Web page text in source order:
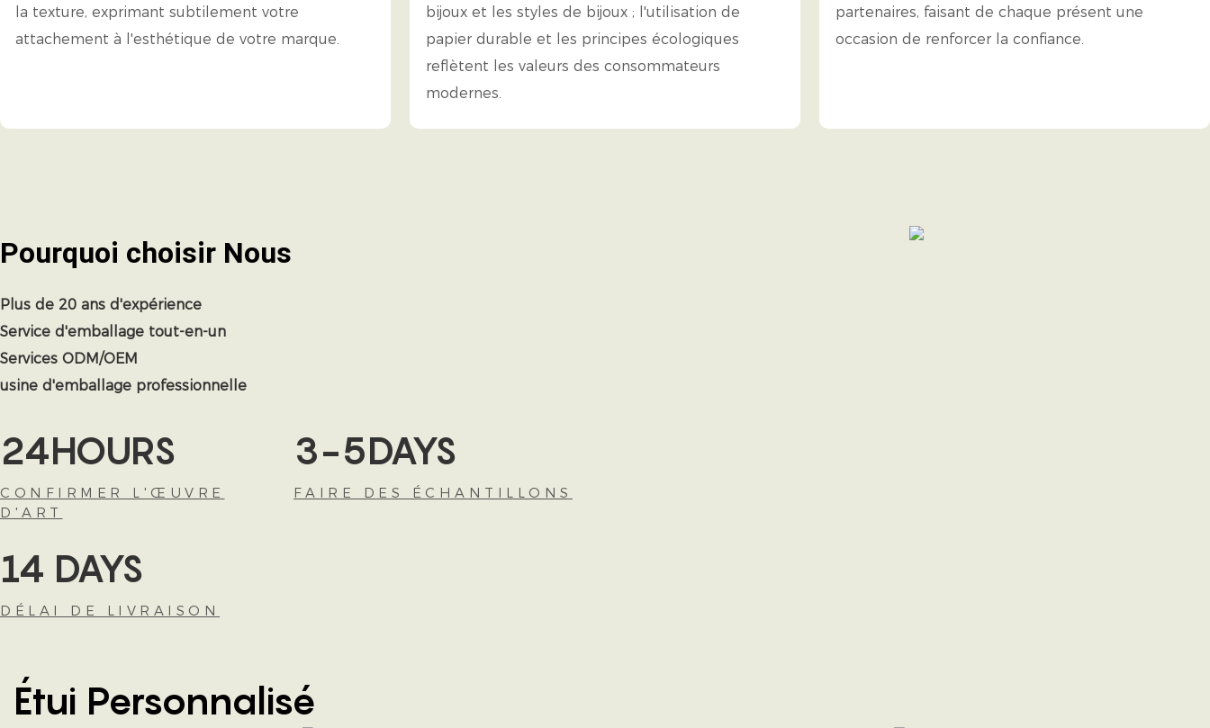
la texture, exprimant subtilement votre
attachement à l'esthétique de votre marque.
bijoux et les styles de bijoux ; l'utilisation de
papier durable et les principes écologiques
reflètent les valeurs des consommateurs
modernes.
partenaires, faisant de chaque présent une
occasion de renforcer la confiance.
Pourquoi choisir Nous
Plus de 20 ans d'expérience
Service d'emballage tout-en-un
Services ODM/OEM
usine d'emballage professionnelle
24HOURS
CONFIRMER L'ŒUVRE
D'ART
3-5DAYS
FAIRE DES ÉCHANTILLONS
14 DAYS
DÉLAI DE LIVRAISON
Étui Personnalisé